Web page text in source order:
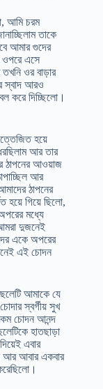
আমি চরম
তাকে
আমার গুদের
ওপরে এসে
ওর বাড়ার
স্বাদ আরও
করে দিচ্ছিলো।
হয়ে
আর তার
ঠাপনের আওয়াজ
আর
ঠাপনের
হয়ে গিয়ে ছিলো,
মধ্যে
দুজনেই
একে অপরের
এই চোদন
আমাকে যে
স্বর্গীয় সুখ
চোদন আনন্দ
হাতছাড়া
এবার
আর আবার একবার